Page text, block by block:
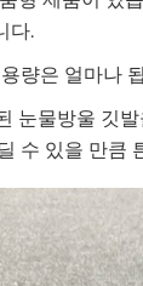
다.
량은 얼마나
눈물방울 깃
수 있을 만큼